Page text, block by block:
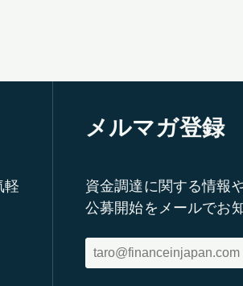
軽
メルマガ登録
資金調達に関する情報
公募開始をメールでお